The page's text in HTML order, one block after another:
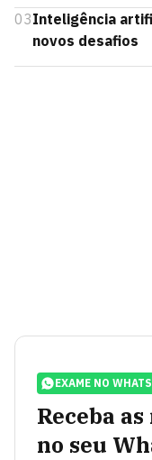
03Inteligência
novos desafios
EXAME NO
Receba
no seu